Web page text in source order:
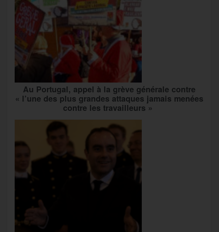
Au Portugal, appel à la grève générale contre
« l’une des plus grandes attaques jamais menées
contre les travailleurs »